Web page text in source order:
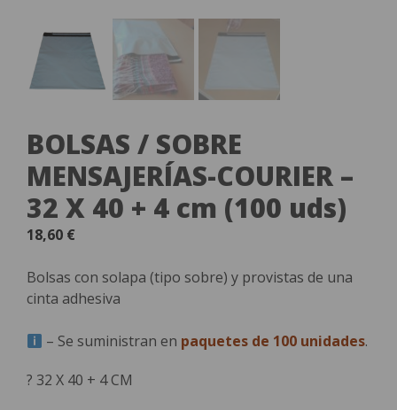
BOLSAS / SOBRE
MENSAJERÍAS-COURIER –
32 X 40 + 4 cm (100 uds)
18,60 €
Bolsas con solapa (tipo sobre) y provistas de una
cinta adhesiva
– Se suministran en paquetes de 100 unidades.
? 32 X 40 + 4 CM